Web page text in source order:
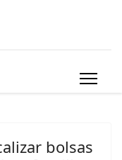
bolsas